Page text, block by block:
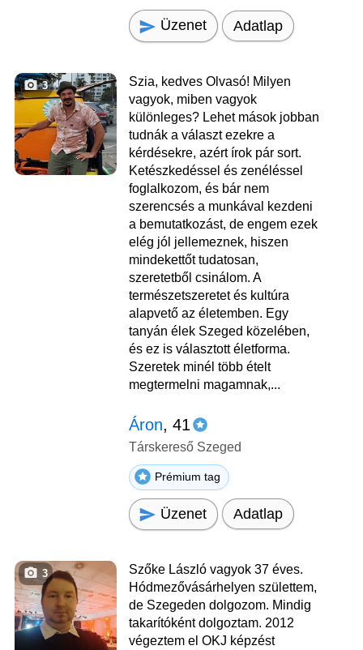
Üzenet Adatlap
3
Szia, kedves Olvasó! Milyen
vagyok, miben vagyok
különleges? Lehet mások jobban
tudnák a választ ezekre a
kérdésekre, azért írok pár sort.
Ketészkedéssel és zenéléssel
foglalkozom, és bár nem
szerencsés a munkával kezdeni
a bemutatkozást, de engem ezek
elég jól jellemeznek, hiszen
mindekettőt tudatosan,
szeretetből csinálom. A
természetszeretet és kultúra
alapvető az életemben. Egy
tanyán élek Szeged közelében,
és ez is választott életforma.
Szeretek minél több ételt
megtermelni magamnak,...
Áron, 41
Társkereső Szeged
Prémium tag
Üzenet Adatlap
3
Szőke László vagyok 37 éves.
Hódmezővásárhelyen születtem,
de Szegeden dolgozom. Mindig
takarítóként dolgoztam. 2012
végeztem el OKJ képzést